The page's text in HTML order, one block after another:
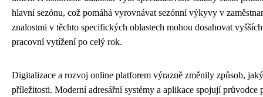
hlavní sezónu, což pomáhá vyrovnávat sezónní výkyvy v
znalostmi v těchto specifických oblastech mohou dosahovat
pracovní vytížení po celý rok.
Digitalizace a rozvoj online platforem výrazně změnily způsob,
příležitosti. Moderní adresářní systémy a aplikace spojují